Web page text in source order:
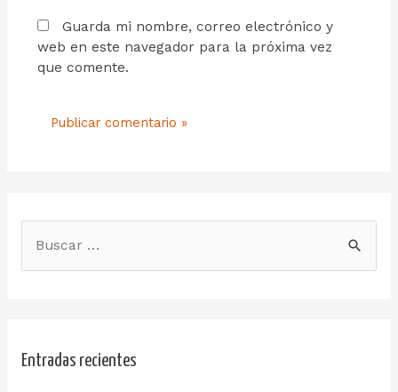
Guarda mi nombre, correo electrónico y
web en este navegador para la próxima vez
que comente.
Entradas recientes